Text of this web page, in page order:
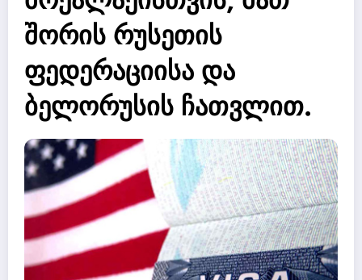
შორის რუსეთის
ფედერაციისა და
ბელორუსის ჩათვლით.